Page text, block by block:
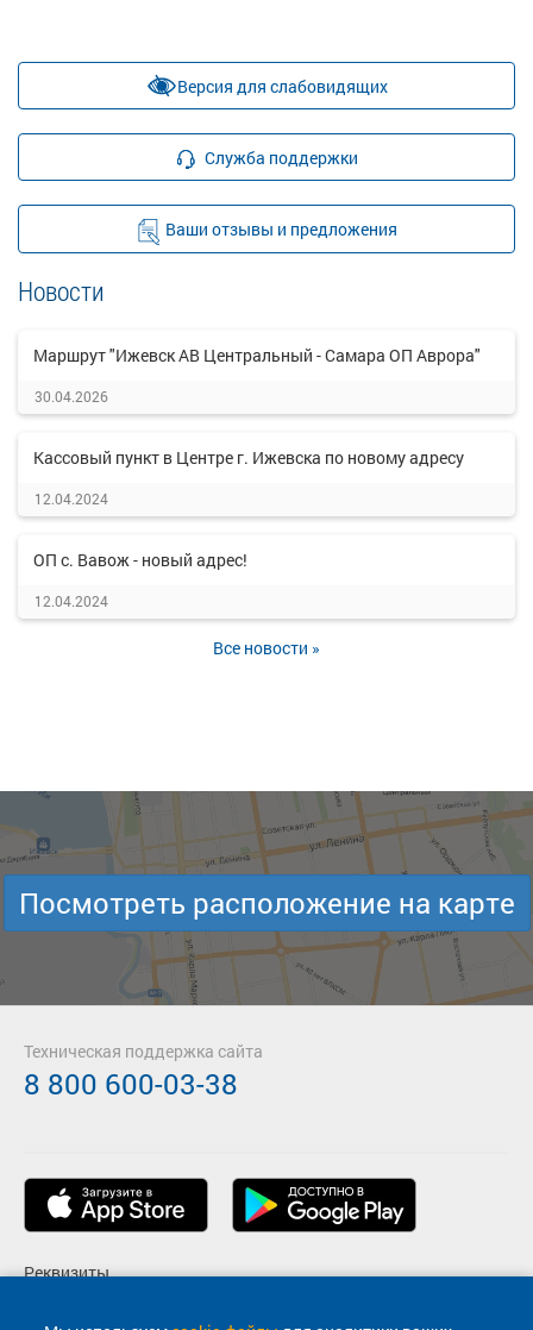
Версия для слабовидящих
Служба поддержки
Ваши отзывы и предложения
Новости
Маршрут "Ижевск АВ Центральный - Самара ОП Аврора"
30.04.2026
Кассовый пункт в Центре г. Ижевска по новому адресу
12.04.2024
ОП с. Вавож - новый адрес!
12.04.2024
Все новости »
Посмотреть расположение на карте
Реквизиты
Пользовательское соглашение
Техническая поддержка сайта
8 800 600-03-38